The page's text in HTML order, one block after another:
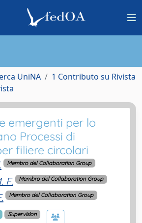
UniNA
1 Contributo su Rivista
emergenti per lo
Processi di
filiere circolari
Membro del Collaboration Group
F. Membro del Collaboration Group
Membro del Collaboration Group
Supervision